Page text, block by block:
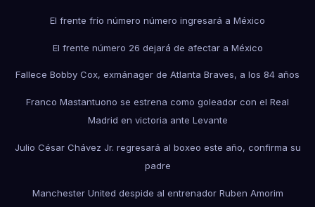
El frente frío número número ingresará a México
El frente número 26 dejará de afectar a México
Fallece Bobby Cox, exmánager de Atlanta Braves, a los 84 años
Franco Mastantuono se estrena como goleador con el Real
Madrid en victoria ante Levante
Julio César Chávez Jr. regresará al boxeo este año, confirma su
padre
Manchester United despide al entrenador Ruben Amorim